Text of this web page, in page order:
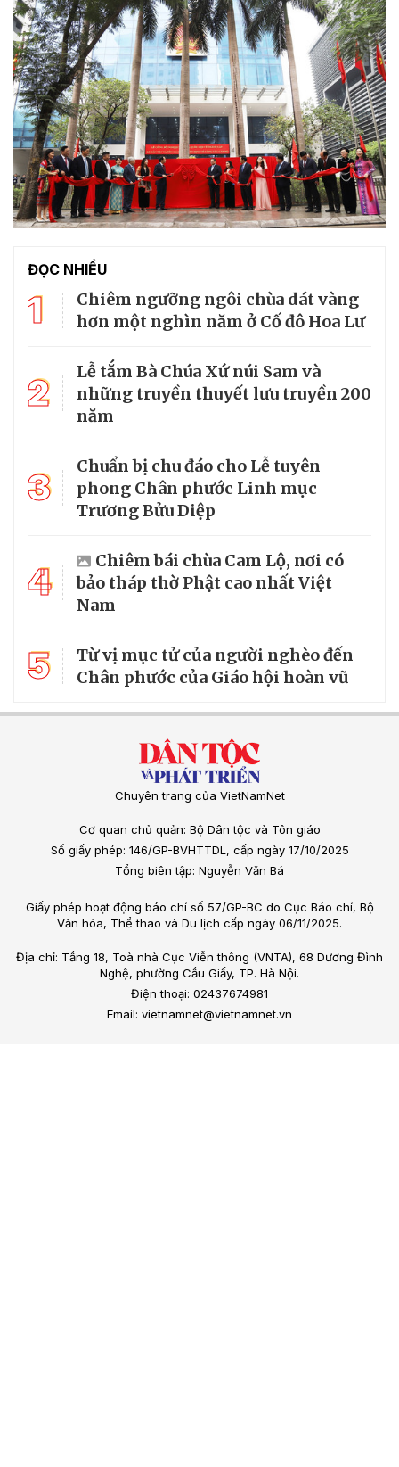
ĐỌC NHIỀU
1
Chiêm ngưỡng ngôi chùa dát vàng
hơn một nghìn năm ở Cố đô Hoa Lư
2
Lễ tắm Bà Chúa Xứ núi Sam và
những truyền thuyết lưu truyền 200
năm
3
Chuẩn bị chu đáo cho Lễ tuyên
phong Chân phước Linh mục
Trương Bửu Diệp
4
Chiêm bái chùa Cam Lộ, nơi có
bảo tháp thờ Phật cao nhất Việt
Nam
5
Từ vị mục tử của người nghèo đến
Chân phước của Giáo hội hoàn vũ
Chuyên trang của VietNamNet
Cơ quan chủ quản: Bộ Dân tộc và Tôn giáo
Số giấy phép: 146/GP-BVHTTDL, cấp ngày 17/10/2025
Tổng biên tập: Nguyễn Văn Bá
Giấy phép hoạt động báo chí số 57/GP-BC do Cục Báo chí, Bộ
Văn hóa, Thể thao và Du lịch cấp ngày 06/11/2025.
Địa chỉ: Tầng 18, Toà nhà Cục Viễn thông (VNTA), 68 Dương Đình
Nghệ, phường Cầu Giấy, TP. Hà Nội.
Điện thoại: 02437674981
Email: vietnamnet@vietnamnet.vn